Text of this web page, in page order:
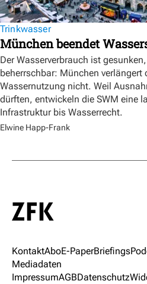
Trinkwasser
München beendet
Der Wasserverbrauch ist
beherrschbar: München
Wassernutzung nicht. Weil
dürften, entwickeln die SWM eine
Infrastruktur bis Wasserrecht.
Elwine Happ-Frank
KontaktAboE-PaperBriefings
Mediadaten
ImpressumAGBDatenschutz